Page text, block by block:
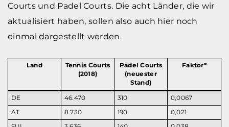
Courts und Padel Courts. Die acht Länder, die wir
aktualisiert haben, sollen also auch hier noch
einmal dargestellt werden.
Land
Tennis Courts
(2018)
Padel Courts
(neuester
Stand)
Faktor*
DE 46.470 310
0,0067
AT
8.730 190
0,021